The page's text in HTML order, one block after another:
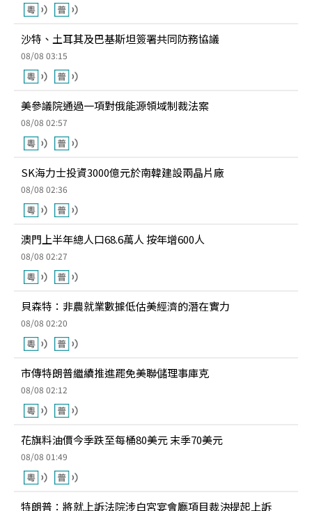
沙特、土耳其及巴基斯坦簽署共同防務協議
08/08 03:15
美參議院通過一項對俄能源領域制裁法案
08/08 02:57
SK海力士投資3000億元於南韓建設兩晶片廠
08/08 02:36
澳門上半年總人口68.6萬人 按年增600人
08/08 02:27
貝森特：非農就業數據低估美經濟的潛在實力
08/08 02:20
市傳特朗普繼續推進罷免美聯儲理事庫克
08/08 02:12
花旗料油價今季跌至每桶80美元 末季70美元
08/08 01:49
特朗普：將就上訴法院涉白宮宴會廳項目裁決提起上訴